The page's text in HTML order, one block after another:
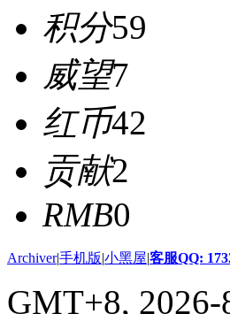
积分59
威望7
红币42
贡献2
RMB0
Archiver|手机版|小黑屋|客服QQ:
GMT+8, 2026-